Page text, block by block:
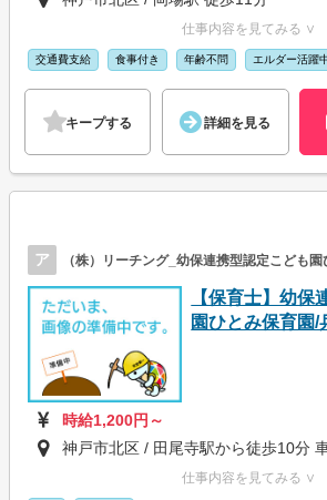
仕事内容を見てみる ∨
交通費支給 食事付き 年齢不問 エルダー活躍
キープする 詳細を見る
ア （株）リーチング_幼保連携型認定こども
【保育士】幼保
園ひとみ保育園/
時給1,200円～
神戸市北区 / 田尾寺駅から徒歩10分
仕事内容を見てみる ∨